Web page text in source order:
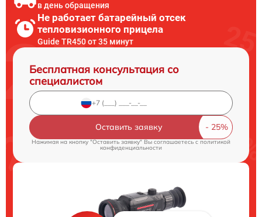
в день обращения
Не работает батарейный отсек
тепловизионного прицела
Guide TR450 от 35 минут
Бесплатная консультация со
специалистом
Оставить заявку
Нажимая на кнопку "Оставить заявку" Вы соглашаетесь cполитикой
конфиденциальности